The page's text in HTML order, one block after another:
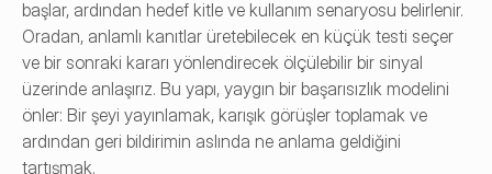
başlar, ardından hedef kitle ve kullanım senaryosu belirlenir.
Oradan, anlamlı kanıtlar üretebilecek en küçük testi seçer
ve bir sonraki kararı yönlendirecek ölçülebilir bir sinyal
üzerinde anlaşırız. Bu yapı, yaygın bir başarısızlık modelini
önler: Bir şeyi yayınlamak, karışık görüşler toplamak ve
ardından geri bildirimin aslında ne anlama geldiğini
tartışmak.